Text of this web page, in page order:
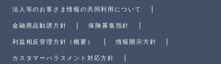
法人等のお客さま情報の共同利用について
金融商品勧誘方針 保険募集指針
利益相反管理方針（概要） 情報開示方針
カスタマーハラスメント対応方針